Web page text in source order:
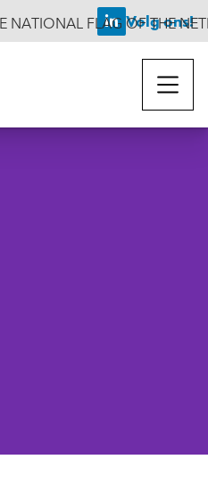
 Volg ons!